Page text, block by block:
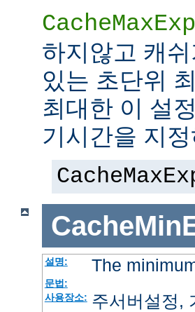
하지않고 캐
있는 초단위
최대한 이 설
기시간을 지
설명: The
문법:
사용장소: 주서버설정,